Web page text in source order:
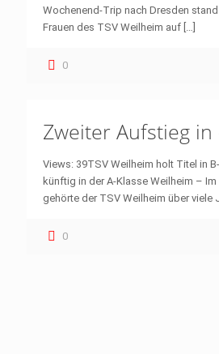
Wochenend-Trip nach Dresden
Frauen des TSV Weilheim auf […]
0
Zweiter Aufstieg in
Views: 39TSV Weilheim holt Titel in
künftig in der A-Klasse Weilheim – Im
gehörte der TSV Weilheim über viele
0